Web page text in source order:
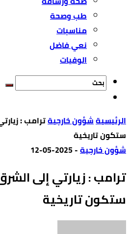
طب وصحة
مناسبات
نعي فاضل
الوفيات
‫الرئيسية‬شؤون خارجيةترامب :
ستكون تاريخية
شؤون خارجية-
2025-05-12
ترامب : زيارتي إلى
ستكون تاريخية